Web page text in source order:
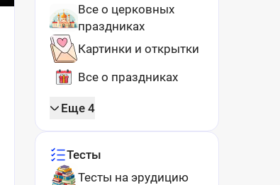
Все о церковных
праздниках
Картинки и открытки
Все о праздниках
Еще 4
Тесты
Тесты на эрудицию